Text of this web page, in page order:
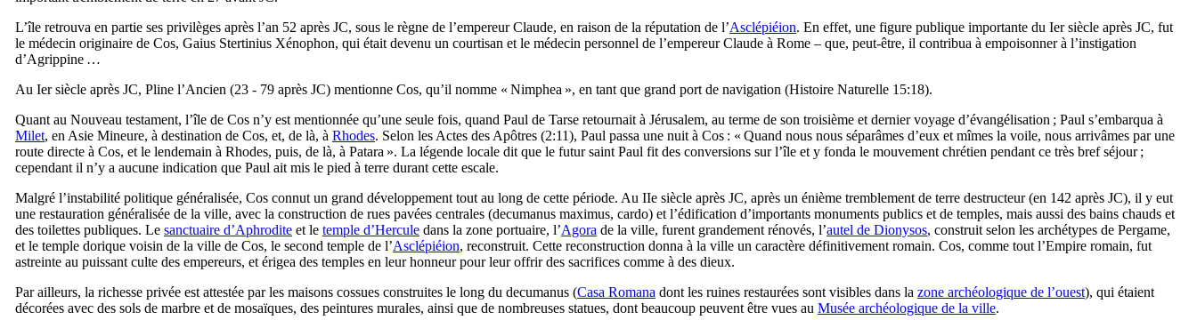
L’île retrouva en partie ses privilèges après l’an 52 après JC, sous le règne de l’empereur Claude, en raison de la réputation de l’Asclépiéion. En effet, une figure publique importante du Iersiècle après JC, fut
le médecin originaire de Cos, Gaius Stertinius Xénophon, qui était devenu un courtisan et le médecin personnel de l’empereur Claude à Rome – que, peut-être, il contribua à empoisonner à l’instigation
d’Agrippine …
Au Iersiècle après JC, Pline l’Ancien (23 - 79 après JC) mentionne Cos, qu’il nomme « Nimphea », en tant que grand port de navigation (Histoire Naturelle 15:18).
Quant au Nouveau testament, l’île de Cos n’y est mentionnée qu’une seule fois, quand Paul de Tarse retournait à Jérusalem, au terme de son troisième et dernier voyage d’évangélisation ; Paul s’embarqua à
Milet, en Asie Mineure, à destination de Cos, et, de là, à Rhodes. Selon les Actes des Apôtres (2:11), Paul passa une nuit à Cos : « Quand nous nous séparâmes d’eux et mîmes la voile, nous arrivâmes par une
route directe à Cos, et le lendemain à Rhodes, puis, de là, à Patara ». La légende locale dit que le futur saint Paul fit des conversions sur l’île et y fonda le mouvement chrétien pendant ce très bref séjour ;
cependant il n’y a aucune indication que Paul ait mis le pied à terre durant cette escale.
Malgré l’instabilité politique généralisée, Cos connut un grand développement tout au long de cette période. Au IIe siècle après JC, après un énième tremblement de terre destructeur (en 142 après JC), il y eut
une restauration généralisée de la ville, avec la construction de rues pavées centrales (decumanus maximus, cardo) et l’édification d’importants monuments publics et de temples, mais aussi des bains chauds et
des toilettes publiques. Le sanctuaire d’Aphrodite et le temple d’Hercule dans la zone portuaire, l’Agora de la ville, furent grandement rénovés, l’autel de Dionysos, construit selon les archétypes de Pergame,
et le temple dorique voisin de la ville de Cos, le second temple de l’Asclépiéion, reconstruit. Cette reconstruction donna à la ville un caractère définitivement romain. Cos, comme tout l’Empire romain, fut
astreinte au puissant culte des empereurs, et érigea des temples en leur honneur pour leur offrir des sacrifices comme à des dieux.
Par ailleurs, la richesse privée est attestée par les maisons cossues construites le long du decumanus (Casa Romana dont les ruines restaurées sont visibles dans la zone archéologique de l’ouest), qui étaient
décorées avec des sols de marbre et de mosaïques, des peintures murales, ainsi que de nombreuses statues, dont beaucoup peuvent être vues au Musée archéologique de la ville.